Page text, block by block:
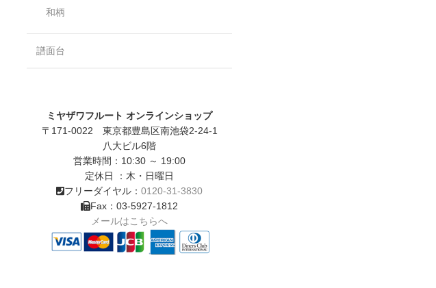
和柄
譜面台
ミヤザワフルート オンラインショップ
〒171-0022 東京都豊島区南池袋2-24-1
八大ビル6階
営業時間：10:30 ～ 19:00
定休日 ：木・日曜日
フリーダイヤル：0120-31-3830
Fax：03-5927-1812
メールはこちらへ